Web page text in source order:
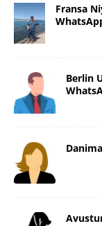
Fransa
Berlin